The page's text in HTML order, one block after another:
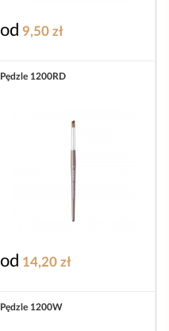
od 9,50 zł
Pędzle 1200RD
od 14,20 zł
Pędzle 1200W